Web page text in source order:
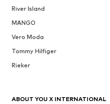
River Island
MANGO
Vero Moda
Tommy Hilfiger
Rieker
ABOUT YOU X INTERNATIONAL